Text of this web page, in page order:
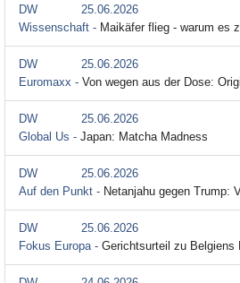
DW
25.06.2026
Wissenschaft - Maikäfer flieg - warum es
DW
25.06.2026
Euromaxx - Von wegen aus der Dose:
DW
25.06.2026
Global Us - Japan: Matcha Madness
DW
25.06.2026
Auf den Punkt - Netanjahu gegen Trump:
DW
25.06.2026
Fokus Europa - Gerichtsurteil zu Belgiens